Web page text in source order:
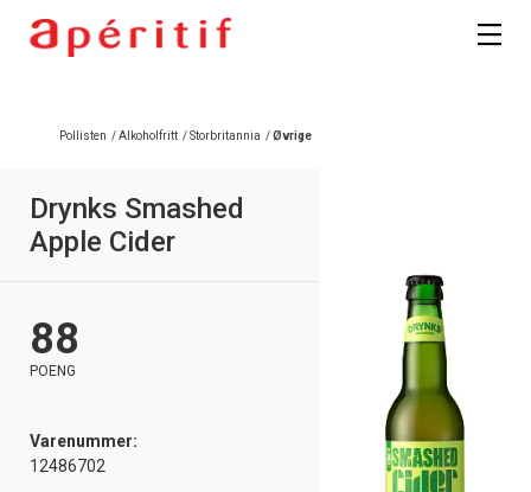
Pollisten /Alkoholfritt /Storbritannia /Øvrige
Drynks Smashed
Apple Cider
88
POENG
Varenummer:
12486702